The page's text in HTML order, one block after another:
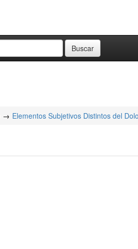
Elementos Subjetivos Distintos del Dolo